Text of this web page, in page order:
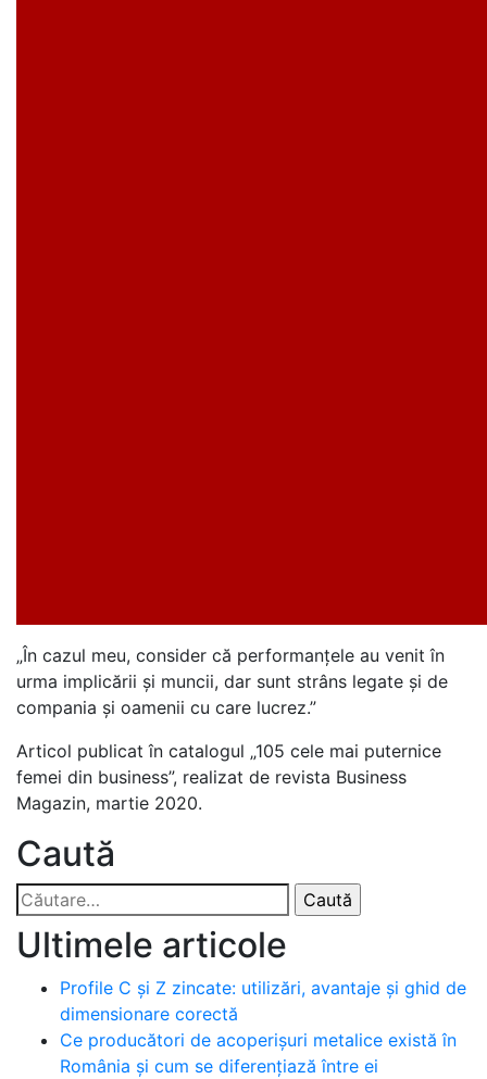
„În cazul meu, consider că performanțele au venit în
urma implicării și muncii, dar sunt strâns legate și de
compania și oamenii cu care lucrez.”
Articol publicat în catalogul „105 cele mai puternice
femei din business”, realizat de revista Business
Magazin, martie 2020.
Caută
Caută
după:
Ultimele articole
Profile C și Z zincate: utilizări, avantaje și ghid de
dimensionare corectă
Ce producători de acoperișuri metalice există în
România și cum se diferențiază între ei